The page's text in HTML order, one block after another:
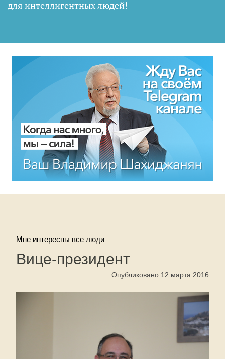
для интеллигентных людей!
Мне интересны все люди
Вице-президент
Опубликовано 12 марта 2016